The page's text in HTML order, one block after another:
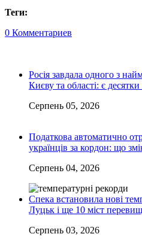
Теги:
0 Комментариев
Росія завдала одного з
Києву та області: є
Серпень 05, 2026
Податкова автоматично
українців за кордон: що
Серпень 04, 2026
Спека встановила нові
Луцьк і ще 10 міст
Серпень 03, 2026